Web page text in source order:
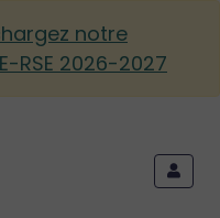
notre
RSE 2026-2027